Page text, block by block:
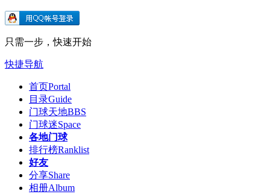
只需一步，快速开始
快捷导航
首页Portal
目录Guide
门球天地BBS
门球迷Space
各地门球
排行榜Ranklist
好友
分享Share
相册Album